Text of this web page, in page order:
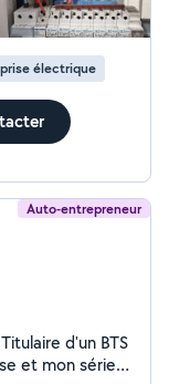
électrique
Auto-entrepreneur
et mon sérieux